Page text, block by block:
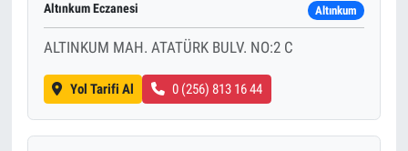
Altınkum Eczanesi Altınkum
ALTINKUM MAH. ATATÜRK BULV. NO:2 C
Yol Tarifi Al 0 (256) 813 16 44